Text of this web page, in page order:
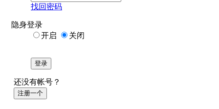
找回密码
隐身登录
开启
关闭
登录
还没有帐号？
注册一个